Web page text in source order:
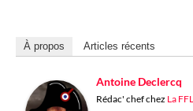
À propos Articles récents
Antoine Declercq
Rédac' chefchez La FFL